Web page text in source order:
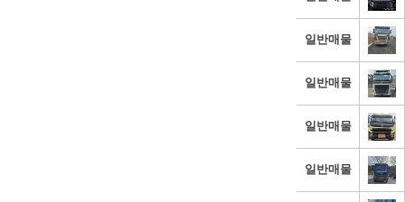
일반매물
일반매물
일반매물
일반매물